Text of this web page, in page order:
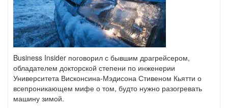
Business Insider поговорил с бывшим драгрейсером,
обладателем докторской степени по инженерии
Университета Висконсина-Мэдисона Стивеном Кьятти о
всепроникающем мифе о том, будто нужно разогревать
машину зимой.